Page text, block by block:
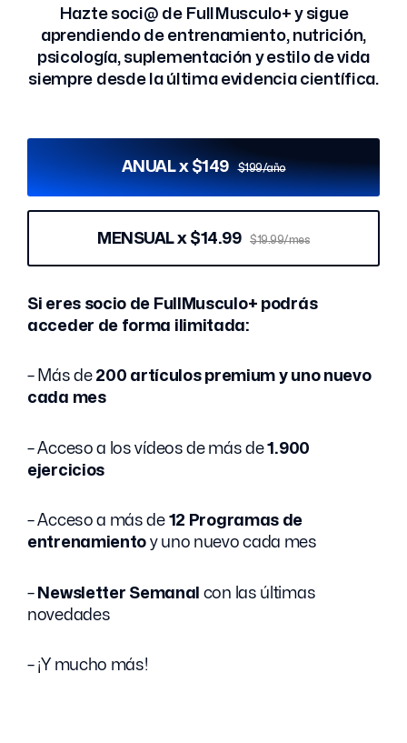
Hazte soci@ de FullMusculo+ y sigue
aprendiendo de entrenamiento, nutrición,
psicología, suplementación y estilo de vida
siempre desde la última evidencia científica.
ANUAL x $149 $199/año
MENSUAL x $14.99 $19.99/mes
Si eres socio de FullMusculo+ podrás
acceder de forma ilimitada:
– Más de 200 artículos premium y uno nuevo
cada mes
– Acceso a los vídeos de más de1.900
ejercicios
– Acceso a más de 12 Programas de
entrenamiento y uno nuevo cada mes
– Newsletter Semanal con las últimas
novedades
– ¡Y mucho más!